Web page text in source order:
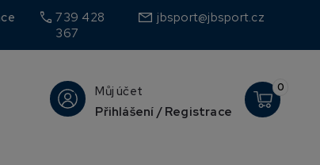
call 739 428
367
jbsport@jbsport.cz
0
Můj účet
Přihlášení / Registrace